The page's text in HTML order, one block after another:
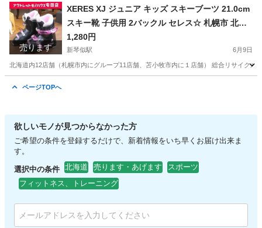
北海道 札幌市 ジャケット 店舗
売ります
XERES XJ ジュニア キッズ スキーブーツ 21.0cm
スキー靴 子供用 2バックル セレス☆ 札幌市 北区
屯田
1,280円
新琴似駅 6月9日
北海道内12店舗（札幌市内にグループ11店舗、苫小牧市内に１店舗） 総合リサイク
ページTOPへ
欲しいモノが見つからなかった方
ご希望の条件を登録するだけで、新着情報をいち早くお届け出来ま
す。
選択中の条件 北海道 売ります・あげます
スポーツ
フィットネス、トレーニング